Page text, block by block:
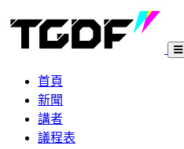
首頁
新聞
講者
議程表